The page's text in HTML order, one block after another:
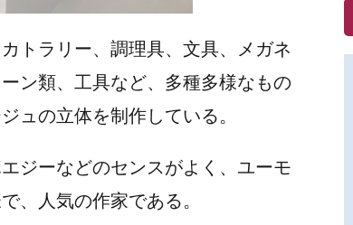
トラリー、調理具、文具、メガネ
ン類、工具など、多種多様なもの
ュの立体を制作している。
ジーなどのセンスがよく、ユーモ
、人気の作家である。